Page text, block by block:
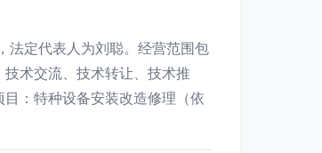
法定代表人为刘聪。经营范围包
术交流、技术转让、技术推
：特种设备安装改造修理（依